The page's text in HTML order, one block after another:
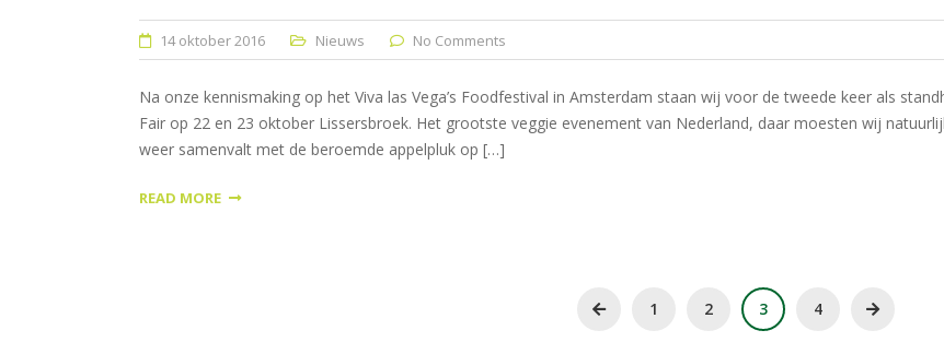
14 oktober 2016 Nieuws No Comments
Na onze kennismaking op het Viva las Vega’s Foodfestival in Amsterdam staan wij voor de tweede keer als
Fair op 22 en 23 oktober Lissersbroek. Het grootste veggie evenement van Nederland, daar moesten wij
weer samenvalt met de beroemde appelpluk op […]
READ MORE
1 2 3 4